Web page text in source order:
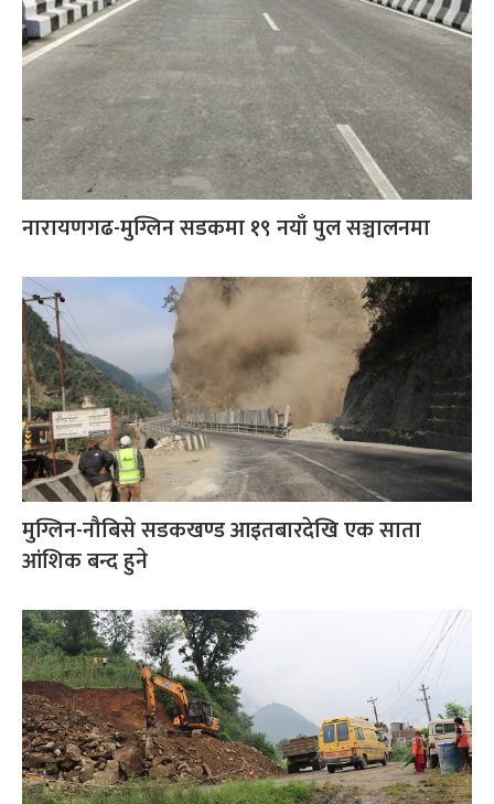
नारायणगढ-मुग्लिन सडकमा १९ नयाँ पुल सञ्चालनमा
मुग्लिन-नौबिसे सडकखण्ड आइतबारदेखि एक साता
आंशिक बन्द हुने